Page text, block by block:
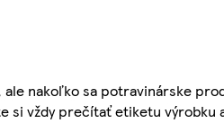
nakoľko sa potravinárske
si vždy prečítať etiketu výrobku